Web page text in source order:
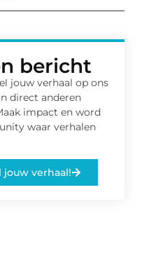
bericht
jouw verhaal op ons
direct anderen
impact en word
waar verhalen
jouw verhaal!